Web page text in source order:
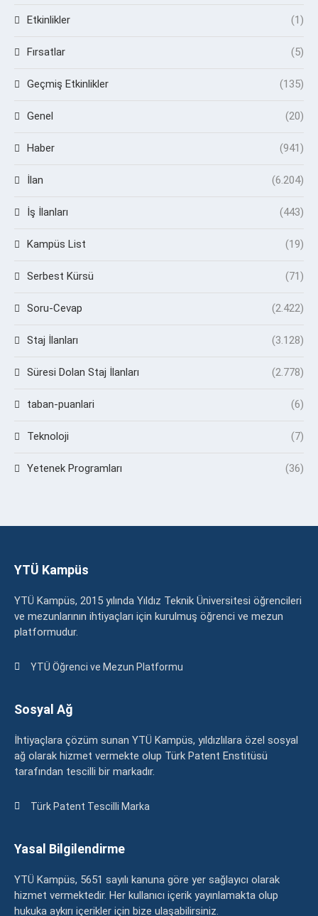
Etkinlikler (1)
Fırsatlar (5)
Geçmiş Etkinlikler (135)
Genel (20)
Haber (941)
İlan (6.204)
İş İlanları (443)
Kampüs List (19)
Serbest Kürsü (71)
Soru-Cevap (2.422)
Staj İlanları (3.128)
Süresi Dolan Staj İlanları (2.778)
taban-puanlari (6)
Teknoloji (7)
Yetenek Programları (36)
YTÜ Kampüs
YTÜ Kampüs, 2015 yılında Yıldız Teknik Üniversitesi öğrencileri
ve mezunlarının ihtiyaçları için kurulmuş öğrenci ve mezun
platformudur.
YTÜ Öğrenci ve Mezun Platformu
Sosyal Ağ
İhtiyaçlara çözüm sunan YTÜ Kampüs, yıldızlılara özel sosyal
ağ olarak hizmet vermekte olup Türk Patent Enstitüsü
tarafından tescilli bir markadır.
Türk Patent Tescilli Marka
Yasal Bilgilendirme
YTÜ Kampüs, 5651 sayılı kanuna göre yer sağlayıcı olarak
hizmet vermektedir. Her kullanıcı içerik yayınlamakta olup
hukuka aykırı içerikler için bize ulaşabilirsiniz.